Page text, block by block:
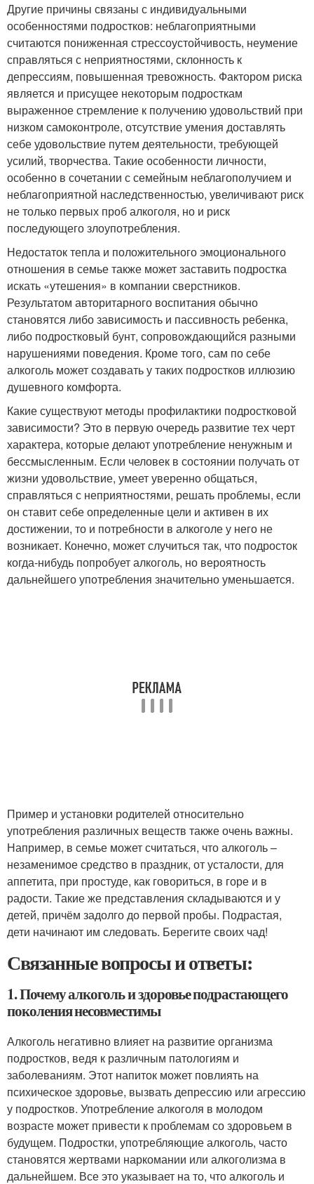
Другие причины связаны с индивидуальными
особенностями подростков: неблагоприятными
считаются пониженная стрессоустойчивость, неумение
справляться с неприятностями, склонность к
депрессиям, повышенная тревожность. Фактором риска
является и присущее некоторым подросткам
выраженное стремление к получению удовольствий при
низком самоконтроле, отсутствие умения доставлять
себе удовольствие путем деятельности, требующей
усилий, творчества. Такие особенности личности,
особенно в сочетании с семейным неблагополучием и
неблагоприятной наследственностью, увеличивают риск
не только первых проб алкоголя, но и риск
последующего злоупотребления.
Недостаток тепла и положительного эмоционального
отношения в семье также может заставить подростка
искать «утешения» в компании сверстников.
Результатом авторитарного воспитания обычно
становятся либо зависимость и пассивность ребенка,
либо подростковый бунт, сопровождающийся разными
нарушениями поведения. Кроме того, сам по себе
алкоголь может создавать у таких подростков иллюзию
душевного комфорта.
Какие существуют методы профилактики подростковой
зависимости? Это в первую очередь развитие тех черт
характера, которые делают употребление ненужным и
бессмысленным. Если человек в состоянии получать от
жизни удовольствие, умеет уверенно общаться,
справляться с неприятностями, решать проблемы, если
он ставит себе определенные цели и активен в их
достижении, то и потребности в алкоголе у него не
возникает. Конечно, может случиться так, что подросток
когда-нибудь попробует алкоголь, но вероятность
дальнейшего употребления значительно уменьшается.
Пример и установки родителей относительно
употребления различных веществ также очень важны.
Например, в семье может считаться, что алкоголь –
незаменимое средство в праздник, от усталости, для
аппетита, при простуде, как говориться, в горе и в
радости. Такие же представления складываются и у
детей, причём задолго до первой пробы. Подрастая,
дети начинают им следовать. Берегите своих чад!
Связанные вопросы и ответы:
1. Почему алкоголь и здоровье подрастающего
поколения несовместимы
Алкоголь негативно влияет на развитие организма
подростков, ведя к различным патологиям и
заболеваниям. Этот напиток может повлиять на
психическое здоровье, вызвать депрессию или агрессию
у подростков. Употребление алкоголя в молодом
возрасте может привести к проблемам со здоровьем в
будущем. Подростки, употребляющие алкоголь, часто
становятся жертвами наркомании или алкоголизма в
дальнейшем. Все это указывает на то, что алкоголь и